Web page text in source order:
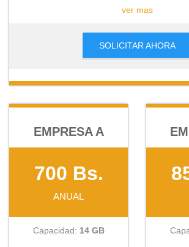
ver mas
SOLICITAR AHORA
EMPRESA A
700 Bs.
ANUAL
Capacidad: 14 GB